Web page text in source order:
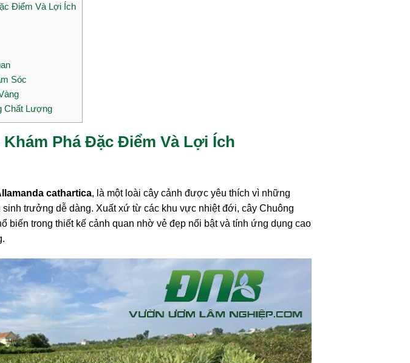
Điểm Và Lợi Ích
Sóc
Chất Lượng
Phá Đặc Điểm Và Lợi Ích
cathartica, là một loài cây cảnh được yêu thích vì những
trưởng dễ dàng. Xuất xứ từ các khu vực nhiệt đới, cây Chuông
biến trong thiết kế cảnh quan nhờ vẻ đẹp nổi bật và tính ứng dụng cao